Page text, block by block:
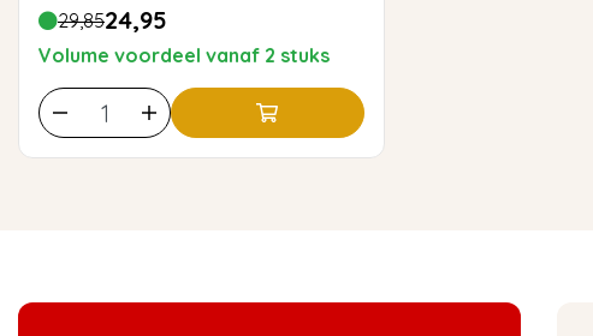
29,8524,95
Volume voordeel vanaf 2 stuks